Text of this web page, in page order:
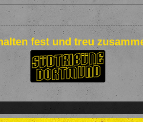
fest und treu